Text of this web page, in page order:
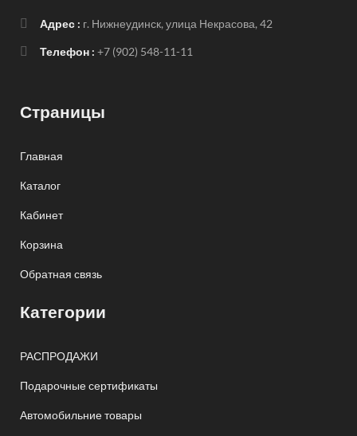
Адрес : г. Нижнеудинск, улица Некрасова, 42
Телефон : +7 (902) 548-11-11
Страницы
Главная
Каталог
Кабинет
Корзина
Обратная связь
Категории
РАСПРОДАЖИ
Подарочные сертификаты
Автомобильние товары